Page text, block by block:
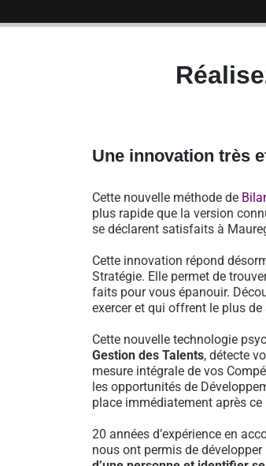
Une innovation très
Cette nouvelle méthode de
plus rapide que la version
se déclarent satisfaits à
Cette innovation répond
Stratégie. Elle permet de
faits pour vous épanouir.
exercer et qui offrent le plus de
Cette nouvelle technologie
Gestion des Talents, détecte
mesure intégrale de vos
les opportunités de
place immédiatement après ce
20 années d’expérience en
nous ont permis de